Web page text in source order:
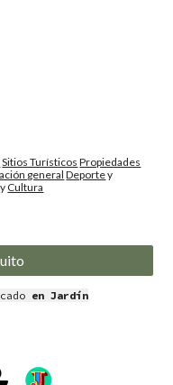
Sitios Turísticos Propiedades
general Deportey
y Cultura
en Jardín